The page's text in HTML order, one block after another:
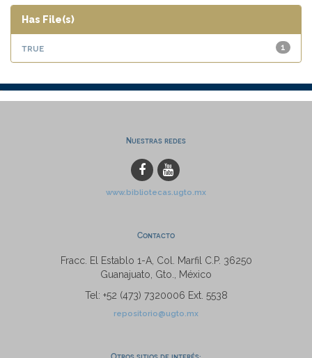
Has File(s)
1
true
Nuestras redes
www.bibliotecas.ugto.mx
Contacto
Fracc. El Establo 1-A, Col. Marfil C.P. 36250
Guanajuato, Gto., México
Tel: +52 (473) 7320006 Ext. 5538
repositorio@ugto.mx